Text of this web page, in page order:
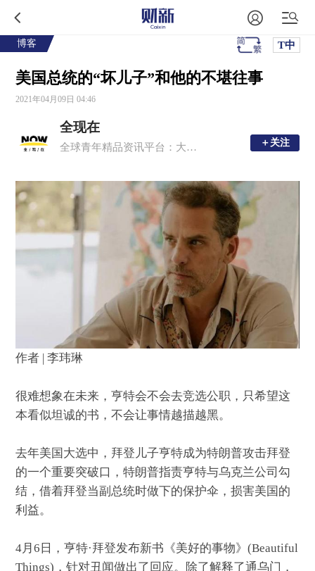
博客 T中
美国总统的“坏儿子”和他的不堪往事
2021年04月09日 04:46
全现在
全球青年精品资讯平台：大事，新知，深度，有趣 ＋关注
＋关注
作者 | 李玮琳
很难想象在未来，亨特会不会去竞选公职，只希望这
本看似坦诚的书，不会让事情越描越黑。
去年美国大选中，拜登儿子亨特成为特朗普攻击拜登
的一个重要突破口，特朗普指责亨特与乌克兰公司勾
结，借着拜登当副总统时做下的保护伞，损害美国的
利益。
4月6日，亨特·拜登发布新书《美好的事物》(Beautiful
Things)，针对丑闻做出了回应。除了解释了通乌门，